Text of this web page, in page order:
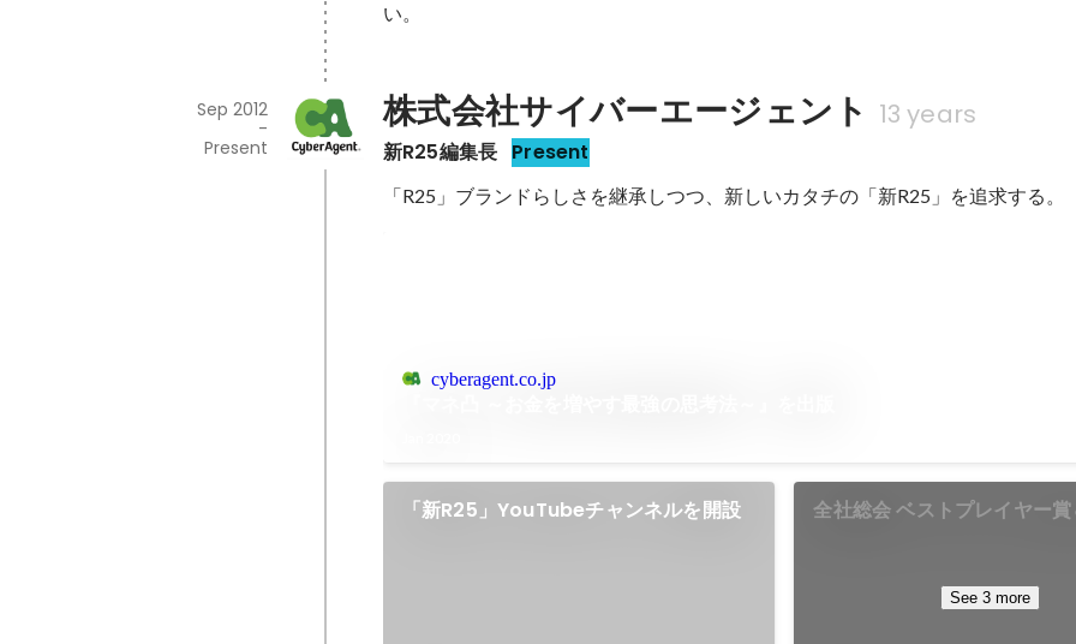
い。
株式会社サイバーエージェント 13 years
新R25編集長 Present
Sep 2012
-
Present
「R25」ブランドらしさを継承しつつ、新しいカタチの「新R25」を追求する。
cyberagent.co.jp
「新R25」YouTubeチャンネルを開設
全社総会 ベストプレイヤー
See 3 more